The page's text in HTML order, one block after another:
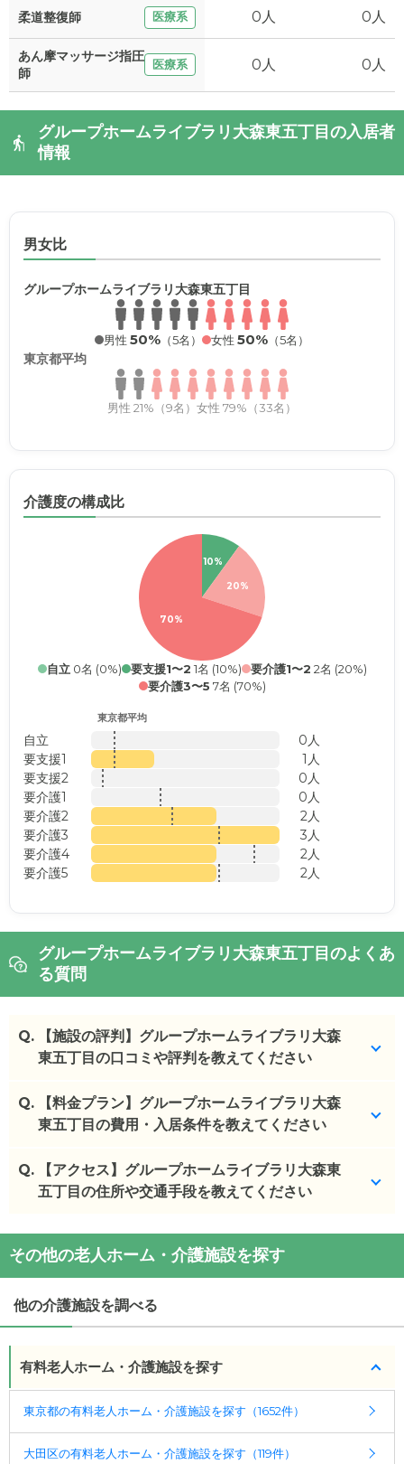
柔道整復師 医療系 0人 0人
あん摩マッサージ指圧
師
医療系 0人 0人
グループホームライブラリ大森東五丁目の入居者
情報
男女比
グループホームライブラリ大森東五丁目
男性 50% （5名） 女性 50% （5名）
東京都平均
男性 21%（9名） 女性 79%（33名）
介護度の構成比
10%
20%
70%
自立0名 (0%) 要支援1〜2 1名 (10%) 要介護1〜2 2名 (20%)
要介護3〜5 7名 (70%)
東京都平均
自立
0人
要支援1
1人
要支援2
0人
要介護1
0人
要介護2
2人
要介護3
3人
要介護4
2人
要介護5
2人
グループホームライブラリ大森東五丁目のよくあ
る質問
Q.
【施設の評判】グループホームライブラリ大森
東五丁目の口コミや評判を教えてください
グループホームライブラリ大森東五丁目を見学した
方の口コミを確認できます。
グループホームライブラリ大森東五丁目 の口コミ
・自宅から近く知り合いも入居していた。職員さん
たちの話し方やた...
グループホームライブラリ大森東五丁目
は、4枚の施設写真を見ることができます。
◎ケアスル 介護の3つの特徴
ポート
受付時間：10：00～19：00
・全国10000件の介護施設情報を掲載
Q.
【料金プラン】グループホームライブラリ大森
東五丁目の費用・入居条件を教えてください
グループホームライブラリ大森東五丁目の入居金・
月額料金は次のとおりです。
・月額費用が15.8万円
・要介護度：要支援2、要介護1、要介護2、要介護
・認知症：受け入れ可
ケアスル 介護では詳細な料金プランをご確認頂けま
す。詳しくはこちら 。
Q.
【アクセス】グループホームライブラリ大森東
五丁目の住所や交通手段を教えてください
グループホームライブラリ大森東五丁目の交通アク
セス
・住所：東京都大田区大森東5-10-3
・最寄り駅：昭和島駅
敷駅1.2km平和島駅1.2km
グループホームライブラリ大森東五丁目
・大森町駅より、1.2ｋｍ(徒歩約15分)
その他の老人ホーム・介護施設を探す
他の介護施設を調べる
有料老人ホーム・介護施設を探す
東京都の有料老人ホーム・介護施設を探す（1652件）
大田区の有料老人ホーム・介護施設を探す（119件）